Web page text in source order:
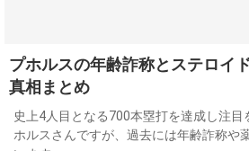
プホルスの年齢詐称とステロイ
真相まとめ
史上4人目となる700本塁打を達成し注
ホルスさんですが、過去には年齢詐称や